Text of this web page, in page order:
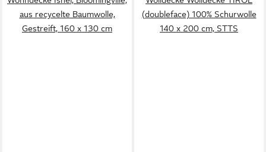
aus recycelte Baumwolle,
Gestreift, 160 x 130 cm
(doubleface) 100% Schurwolle
140 x 200 cm, STTS